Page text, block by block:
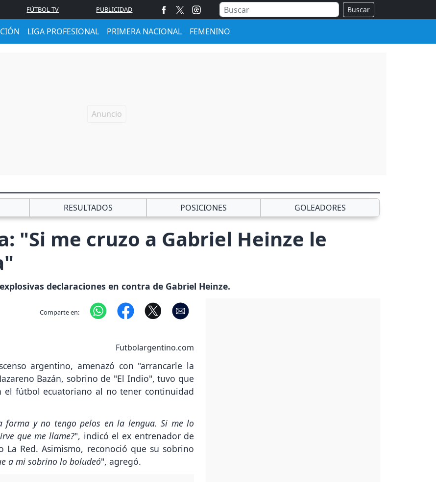
FÚTBOL TV PUBLICIDAD Buscar
LIGA PROFESIONAL PRIMERA NACIONAL FEMENINO
RESULTADOS POSICIONES GOLEADORES
"Si me cruzo a Gabriel Heinze le
declaraciones en contra de Gabriel Heinze.
Comparte en:
Futbolargentino.com
argentino, amenazó con "arrancarle la
Bazán, sobrino de "El Indio", tuvo que
el fútbol ecuatoriano al no tener continuidad
forma y no tengo pelos en la lengua. Si me lo
que me llame?", indicó el ex entrenador de
La Red. Asimismo, reconoció que su sobrino
a mi sobrino lo boludeó", agregó.